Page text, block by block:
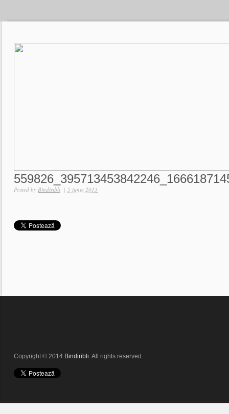
Posted by Bindiribli | 5 iunie 2013
Copyright © 2014 Bindiribli. All rights reserved.